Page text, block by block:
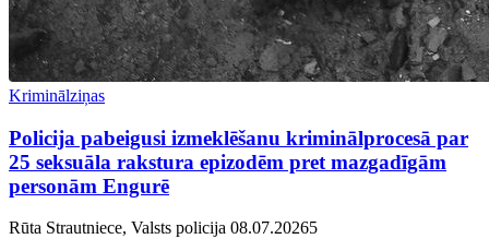
Kriminālziņas
Policija pabeigusi izmeklēšanu kriminālprocesā par
25 seksuāla rakstura epizodēm pret mazgadīgām
personām Engurē
Rūta Strautniece, Valsts policija 08.07.20265